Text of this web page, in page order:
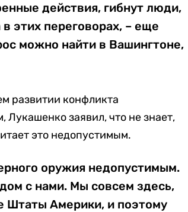
действия, гибнут люди,
этих переговорах, – еще
можно найти в Вашингтоне,
развитии конфликта
Лукашенко заявил, что не знает,
это недопустимым.
оружия недопустимым.
с нами. Мы совсем здесь,
Штаты Америки, и поэтому